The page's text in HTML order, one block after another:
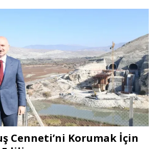
Cenneti’ni Korumak İçin